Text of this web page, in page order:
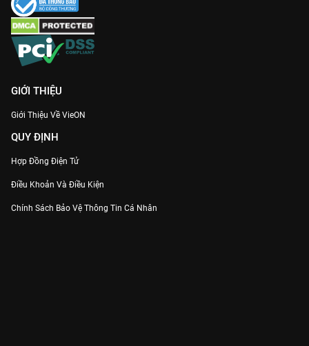
GIỚI THIỆU
Giới Thiệu Về VieON
QUY ĐỊNH
Hợp Đồng Điện Tử
Điều Khoản Và Điều Kiện
Chính Sách Bảo Vệ Thông Tin Cá Nhân